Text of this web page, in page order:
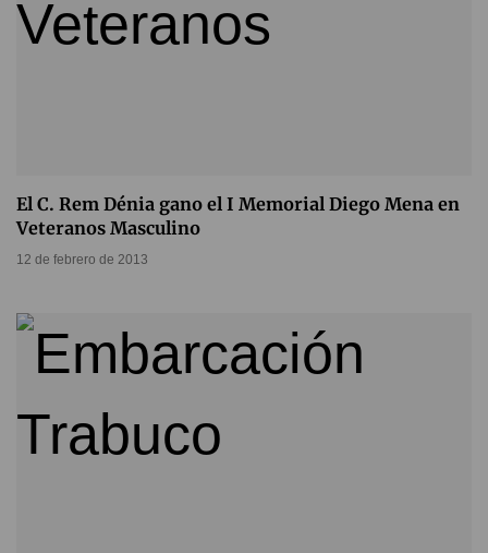
El C. Rem Dénia gano el I Memorial Diego Mena en
Veteranos Masculino
12 de febrero de 2013